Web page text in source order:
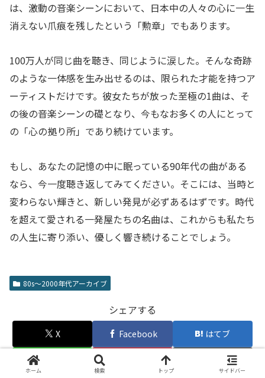
は、激動の音楽シーンにおいて、日本中の人々の心に一生
消えない爪痕を残したという「勲章」でもあります。
100万人が同じ曲を聴き、同じように涙した。そんな奇跡
のような一体感を生み出せるのは、限られた才能を持つア
ーティストだけです。彼女たちが放った至極の1曲は、そ
の後の音楽シーンの礎となり、今もなお多くの人にとって
の「心の拠り所」であり続けています。
もし、あなたの記憶の中に眠っている90年代の曲がある
なら、今一度聴き返してみてください。そこには、当時と
変わらない輝きと、新しい発見が必ずあるはずです。時代
を超えて愛される一発屋たちの名曲は、これからも私たち
の人生に寄り添い、優しく響き続けることでしょう。
80s〜2000年代アーカイブ
シェアする
X Facebook はてブ
コピー
ホーム 検索 トップ サイドバー